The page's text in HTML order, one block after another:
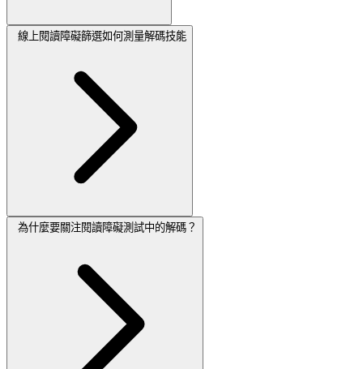
線上閱讀障礙篩選如何測量解碼技能
為什麼要關注閱讀障礙測試中的解碼？